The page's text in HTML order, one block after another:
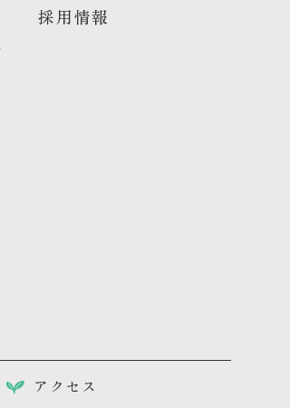
採用情報
アクセス